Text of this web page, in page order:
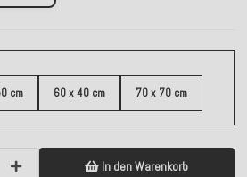
cm 60 x 40 cm 70 x 70 cm
In den Warenkorb